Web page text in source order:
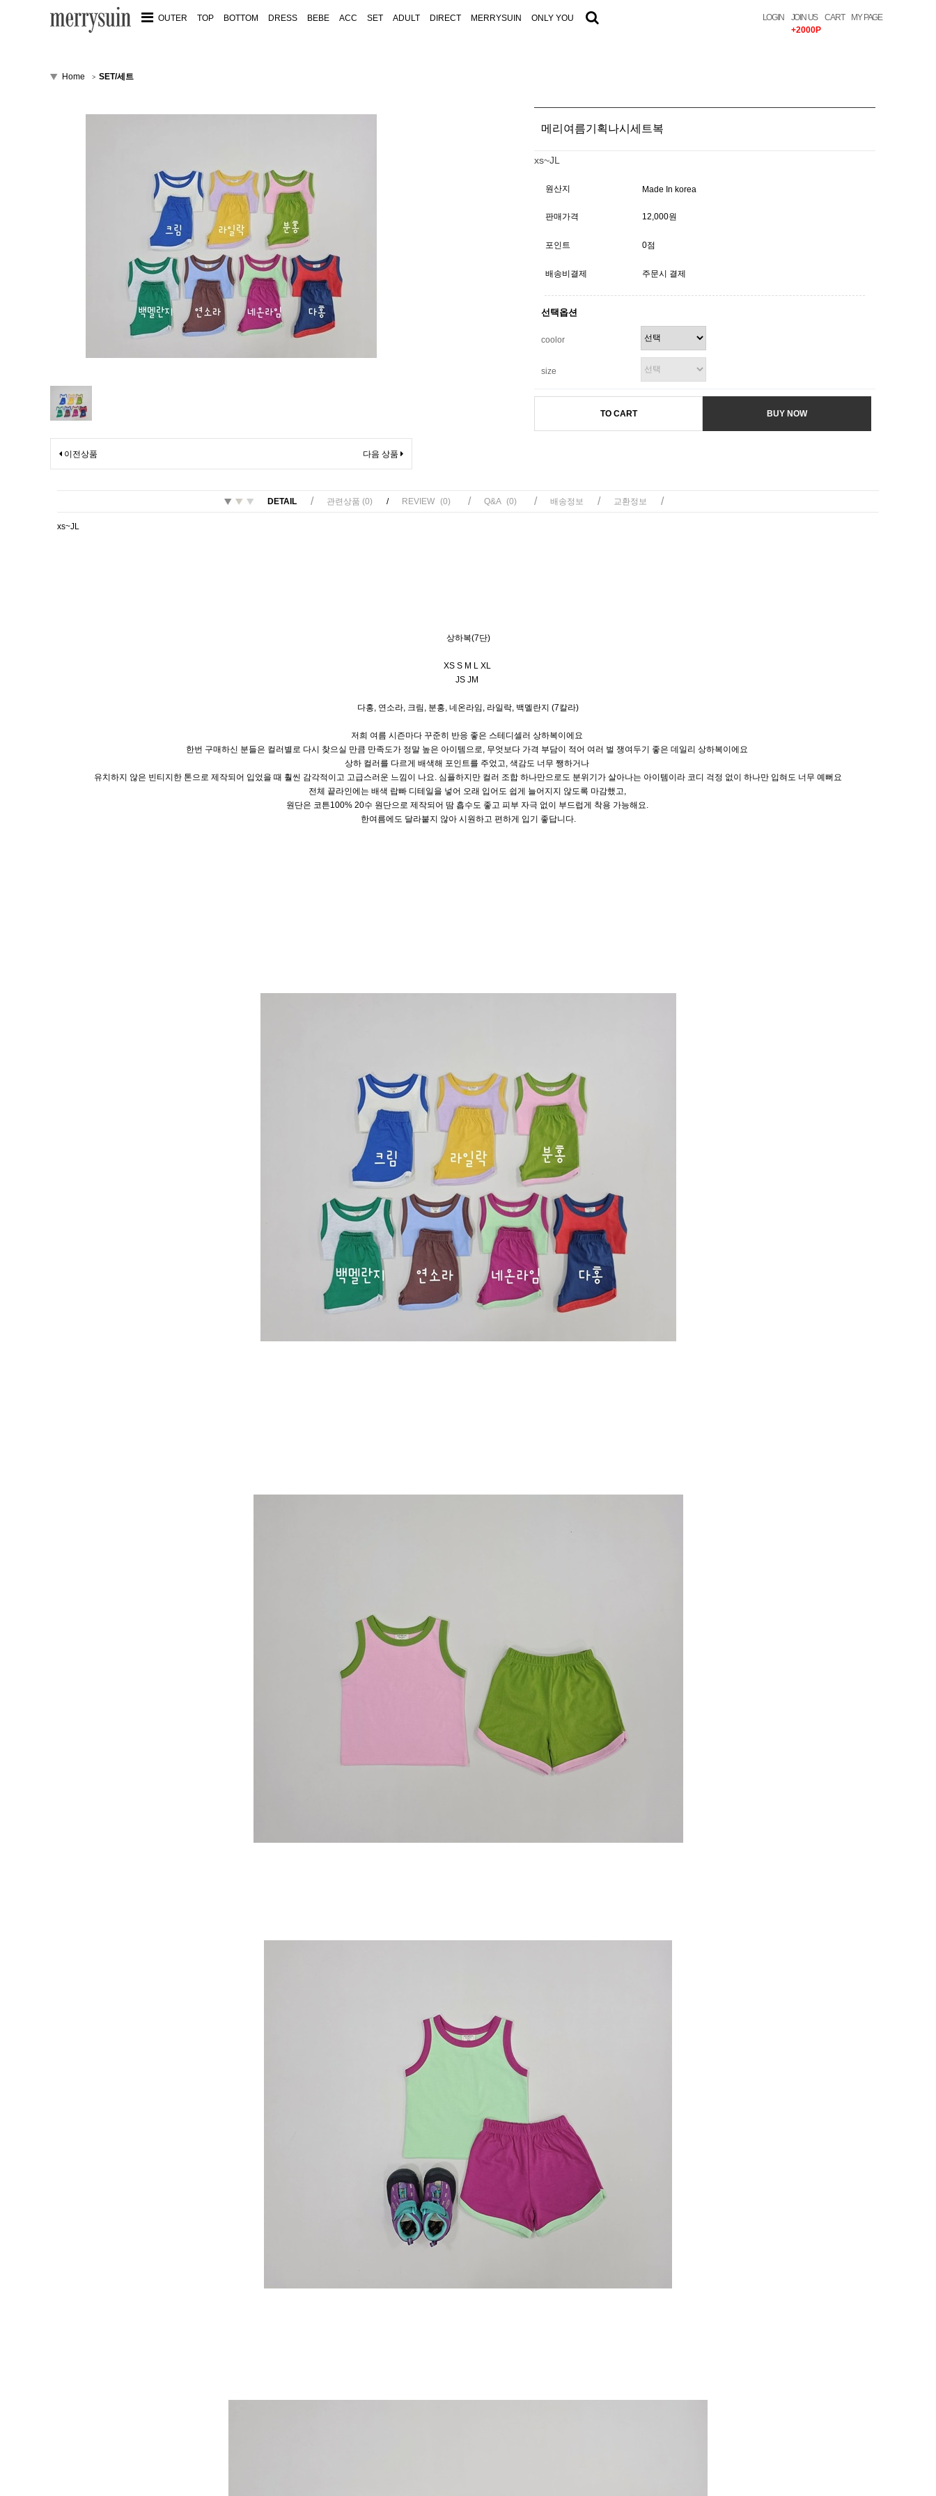
ONLY YOU
MERRYSUIN
DIRECT
ADULT
SET
ACC
BEBE
DRESS
BOTTOM
TOP
OUTER
LOGIN
+2000P
JOIN US CART MY PAGE
Home SET/세트
이전상품 다음 상품
메리여름기획나시세트복
xs~JL
원산지 Made In korea
판매가격 12,000원
포인트 0점
배송비결제 주문시 결제
선택옵션
coolor
size
TO CART BUY NOW
DETAIL / 관련상품 (0) / REVIEW (0) / Q&A (0) / 배송정보 / 교환정보 /
xs~JL
상하복(7단)
XS S M L XL
JS JM
다홍, 연소라, 크림, 분홍, 네온라임, 라일락, 백멜란지 (7칼라)
저희 여름 시즌마다 꾸준히 반응 좋은 스테디셀러 상하복이에요
한번 구매하신 분들은 컬러별로 다시 찾으실 만큼 만족도가 정말 높은 아이템으로, 무엇보다 가격 부담이 적어 여러 벌 쟁여두기 좋은 데일리 상하복이에요
상하 컬러를 다르게 배색해 포인트를 주었고, 색감도 너무 쨍하거나
유치하지 않은 빈티지한 톤으로 제작되어 입었을 때 훨씬 감각적이고 고급스러운 느낌이 나요. 심플하지만 컬러 조합 하나만으로도 분위기가 살아나는 아이템이라 코디 걱정 없이 하나만 입혀도 너무 예뻐요
전체 끝라인에는 배색 랍빠 디테일을 넣어 오래 입어도 쉽게 늘어지지 않도록 마감했고,
원단은 코튼100% 20수 원단으로 제작되어 땀 흡수도 좋고 피부 자극 없이 부드럽게 착용 가능해요.
한여름에도 달라붙지 않아 시원하고 편하게 입기 좋답니다.